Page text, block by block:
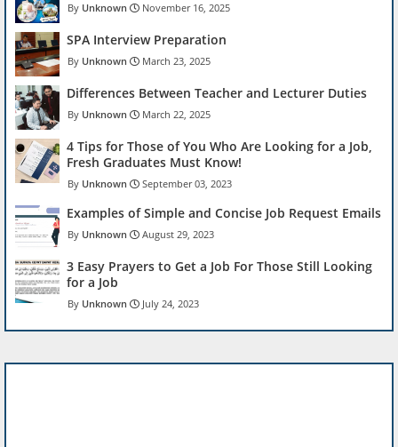
Unknown November 16, 2025
SPA Interview Preparation
Unknown March 23, 2025
Differences Between Teacher and Lecturer Duties
Unknown March 22, 2025
4 Tips for Those of You Who Are Looking for a Job,
Fresh Graduates Must Know!
Unknown September 03, 2023
Examples of Simple and Concise Job Request Emails
Unknown August 29, 2023
3 Easy Prayers to Get a Job For Those Still Looking
for a Job
Unknown July 24, 2023